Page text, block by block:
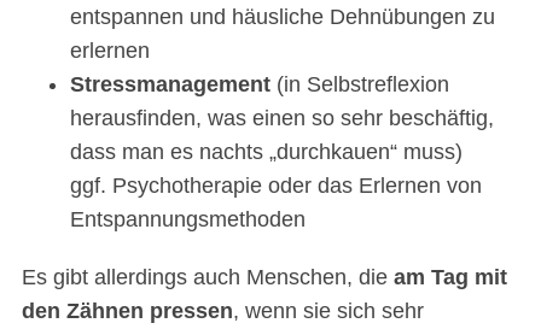
entspannen und häusliche Dehnübungen zu
erlernen
Stressmanagement(in Selbstreflexion
herausfinden, was einen so sehr beschäftig,
dass man es nachts „durchkauen“ muss)
ggf. Psychotherapie oder das Erlernen von
Entspannungsmethoden
Es gibt allerdings auch Menschen, die am Tag mit
den Zähnen pressen, wenn sie sich sehr
S
e
r
c
h
o
r